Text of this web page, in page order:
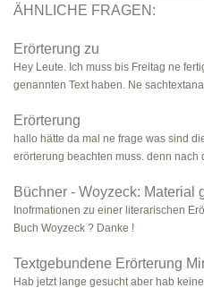
ÄHNLICHE FRAGEN:
Erörterung zu
Hey Leute. Ich muss bis Freitag ne
genannten Text haben. Ne
Erörterung
hallo hätte da mal ne frage was sind
erörterung beachten muss. denn nach
Büchner - Woyzeck: Material
Inofrmationen zu einer literarischen
Buch Woyzeck ? Danke !
Textgebundene Erörterung
Hab jetzt lange gesucht aber hab